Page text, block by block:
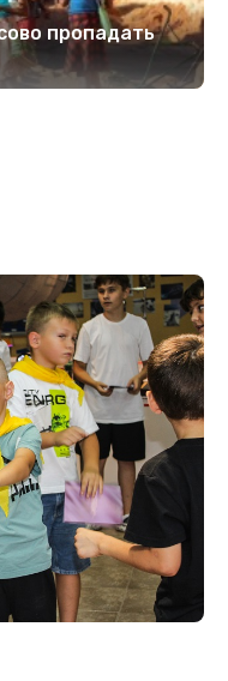
пропадать